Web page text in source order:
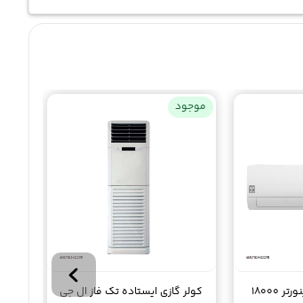
کولر گازی ال جی اینورتر 18000
موجود
کولر گازی ایستاده تک فاز ال جی